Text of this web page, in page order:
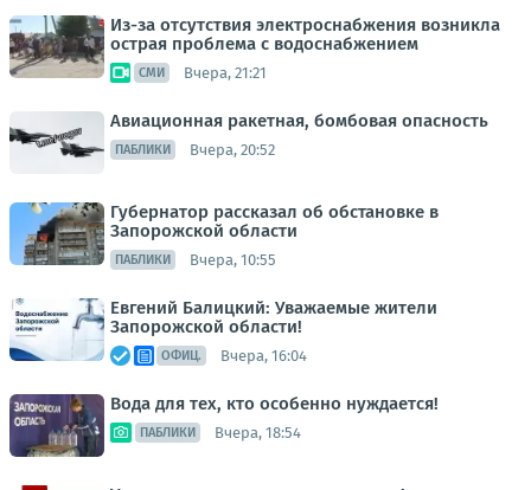
Из-за отсутствия электроснабжения возникла
острая проблема с водоснабжением
СМИ Вчера, 21:21
Авиационная ракетная, бомбовая опасность
ПАБЛИКИ Вчера, 20:52
Губернатор рассказал об обстановке в
Запорожской области
ПАБЛИКИ Вчера, 10:55
Евгений Балицкий: Уважаемые жители
Запорожской области!
ОФИЦ. Вчера, 16:04
Вода для тех, кто особенно нуждается!
ПАБЛИКИ Вчера, 18:54